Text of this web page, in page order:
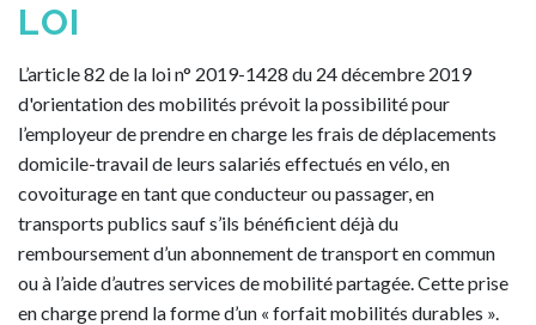
LOI
L’article 82 de la loi n° 2019-1428 du 24 décembre 2019
d'orientation des mobilités prévoit la possibilité pour
l’employeur de prendre en charge les frais de déplacements
domicile-travail de leurs salariés effectués en vélo, en
covoiturage en tant que conducteur ou passager, en
transports publics sauf s’ils bénéficient déjà du
remboursement d’un abonnement de transport en commun
ou à l’aide d’autres services de mobilité partagée. Cette prise
en charge prend la forme d’un « forfait mobilités durables ».